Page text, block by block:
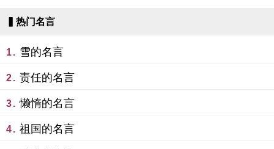
▍热门名言
1. 雪的名言
2. 责任的名言
3. 懒惰的名言
4. 祖国的名言